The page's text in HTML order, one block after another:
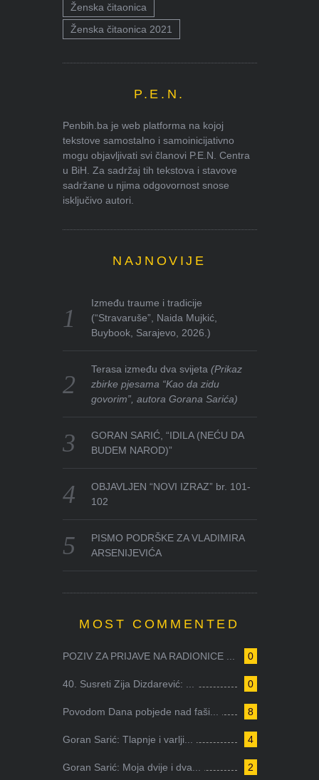
Ženska čitaonica
Ženska čitaonica 2021
P.E.N.
Penbih.ba je web platforma na kojoj
tekstove samostalno i samoinicijativno
mogu objavljivati svi članovi P.E.N. Centra
u BiH. Za sadržaj tih tekstova i stavove
sadržane u njima odgovornost snose
isključivo autori.
NAJNOVIJE
Između traume i tradicije
(“Stravaruše”, Naida Mujkić,
Buybook, Sarajevo, 2026.)
Terasa između dva svijeta(Prikaz
zbirke pjesama “Kao da zidu
govorim”, autora Gorana Sarića)
GORAN SARIĆ, “IDILA (NEĆU DA
BUDEM NAROD)”
OBJAVLJEN “NOVI IZRAZ” br. 101-
102
PISMO PODRŠKE ZA VLADIMIRA
ARSENIJEVIĆA
MOST COMMENTED
0
POZIV ZA PRIJAVE NA RADIONICE ...
0
40. Susreti Zija Dizdarević: ...
8
Povodom Dana pobjede nad faši...
4
Goran Sarić: Tlapnje i varlji...
2
Goran Sarić: Moja dvije i dva...